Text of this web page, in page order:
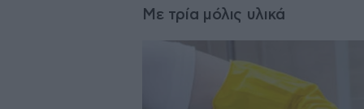
Με τρία μόλις υλικά